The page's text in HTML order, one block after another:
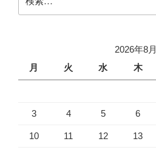
シ
索:
2026年8月
月
火 水 木
3 4 5 6
10 11 12 13